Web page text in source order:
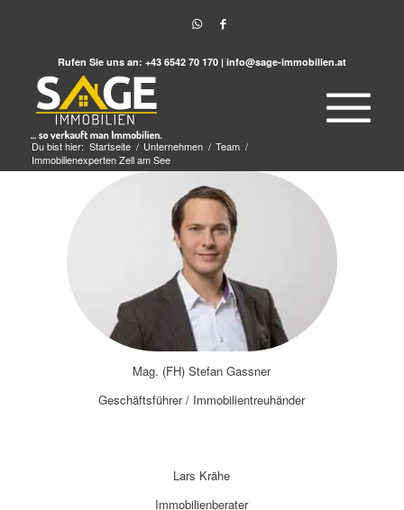
Rufen Sie uns an: +43 6542 70 170 | info@sage-immobilien.at
Du bist hier: Startseite / Unternehmen / Team /
Immobilienexperten Zell am See
Mag. (FH) Stefan Gassner
Geschäftsführer / Immobilientreuhänder
Lars Krähe
Immobilienberater